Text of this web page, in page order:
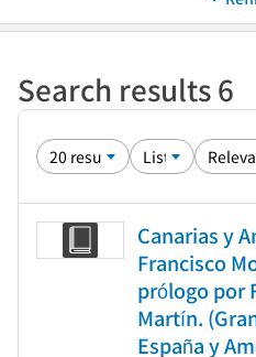
Search results 6
Canarias y
Francisco
prólogo por
Martín.
España y